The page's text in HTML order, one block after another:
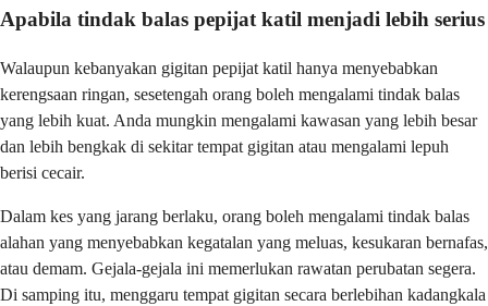
Apabila tindak balas pepijat katil menjadi lebih serius
Walaupun kebanyakan gigitan pepijat katil hanya menyebabkan
kerengsaan ringan, sesetengah orang boleh mengalami tindak balas
yang lebih kuat. Anda mungkin mengalami kawasan yang lebih besar
dan lebih bengkak di sekitar tempat gigitan atau mengalami lepuh
berisi cecair.
Dalam kes yang jarang berlaku, orang boleh mengalami tindak balas
alahan yang menyebabkan kegatalan yang meluas, kesukaran bernafas,
atau demam. Gejala-gejala ini memerlukan rawatan perubatan segera.
Di samping itu, menggaru tempat gigitan secara berlebihan kadangkala